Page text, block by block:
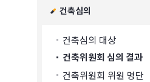
건축심의
건축심의 대상
건축위원회 심의 결과
건축위원회 위원 명단